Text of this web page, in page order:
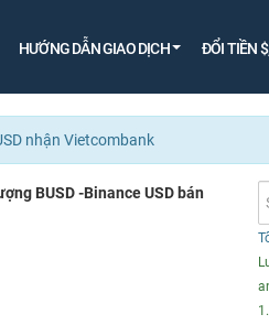
HƯỚNG DẪN GIAO DỊCH ĐỔI TIỀN
nhận Vietcombank
BUSD -Binance USD bán